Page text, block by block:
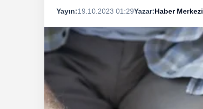
Yayın:19.10.2023 01:29Yazar:Haber Merkezi